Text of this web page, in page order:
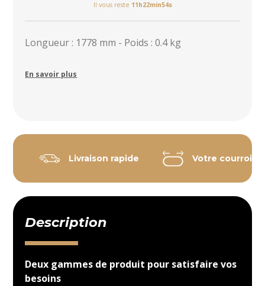
Il vous reste 11h22min54s
Longueur : 1778 mm - Poids : 0.4 kg
En savoir plus
Livraison rapide Votre courroie
Description
Deux gammes de produit pour satisfaire vos
besoins